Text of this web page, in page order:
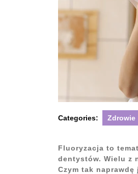
Categories: Zdrowie
Fluoryzacja to
dentystów. Wielu z
Czym tak